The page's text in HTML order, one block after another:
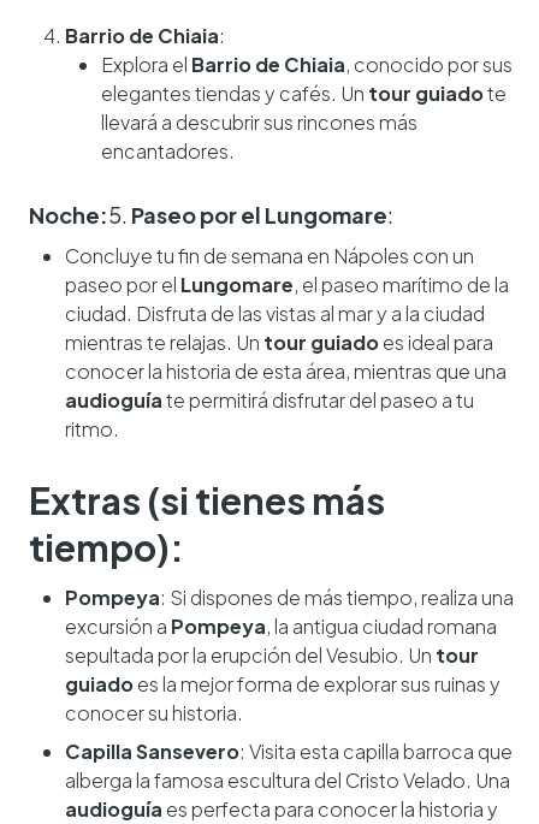
Barrio de Chiaia:
Explora el Barrio de Chiaia, conocido por sus
elegantes tiendas y cafés. Un tour guiadote
llevará a descubrir sus rincones más
encantadores.
Noche:5. Paseo por el Lungomare:
Concluye tu fin de semana en Nápoles con un
paseo por el Lungomare, el paseo marítimo de la
ciudad. Disfruta de las vistas al mar y a la ciudad
mientras te relajas. Un tour guiadoes ideal para
conocer la historia de esta área, mientras que una
audioguíate permitirá disfrutar del paseo a tu
ritmo.
Extras (si tienes más
tiempo):
Pompeya: Si dispones de más tiempo, realiza una
excursión a Pompeya, la antigua ciudad romana
sepultada por la erupción del Vesubio. Un tour
guiadoes la mejor forma de explorar sus ruinas y
conocer su historia.
Capilla Sansevero: Visita esta capilla barroca que
alberga la famosa escultura del Cristo Velado. Una
audioguía es perfecta para conocer la historia y